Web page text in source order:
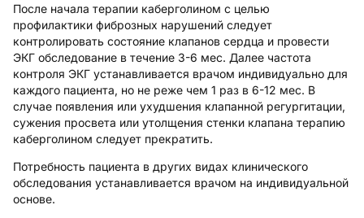
После начала терапии каберголином с целью
профилактики фиброзных нарушений следует
контролировать состояние клапанов сердца и провести
ЭКГ обследование в течение 3-6 мес. Далее частота
контроля ЭКГ устанавливается врачом индивидуально для
каждого пациента, но не реже чем 1 раз в 6-12 мес. В
случае появления или ухудшения клапанной регургитации,
сужения просвета или утолщения стенки клапана терапию
каберголином следует прекратить.
Потребность пациента в других видах клинического
обследования устанавливается врачом на индивидуальной
основе.